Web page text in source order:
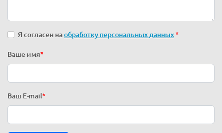
Я согласен наобработку персональных данных*
Ваше имя*
Ваш E-mail *